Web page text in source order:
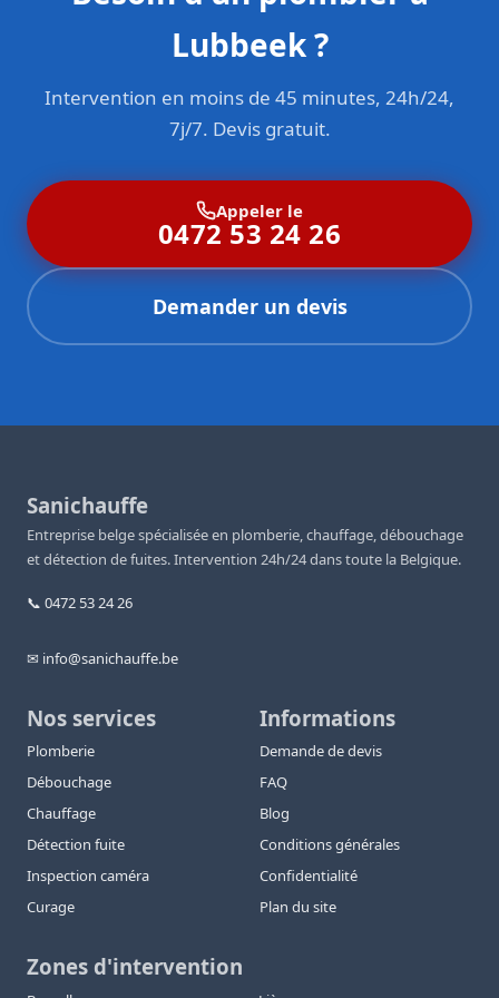
Lubbeek ?
Intervention en moins de 45 minutes, 24h/24,
7j/7. Devis gratuit.
Appeler le
0472 53 24 26
Demander un devis
Sanichauffe
Entreprise belge spécialisée en plomberie, chauffage, débouchage
et détection de fuites. Intervention 24h/24 dans toute la Belgique.
📞 0472 53 24 26
✉ info@sanichauffe.be
Nos services
Plomberie
Débouchage
Chauffage
Détection fuite
Inspection caméra
Curage
Informations
Demande de devis
FAQ
Blog
Conditions générales
Confidentialité
Plan du site
Zones d'intervention